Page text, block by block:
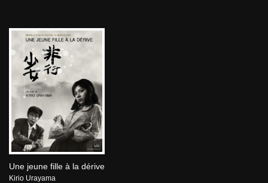
Une jeune fille à la dérive
Kirio Urayama